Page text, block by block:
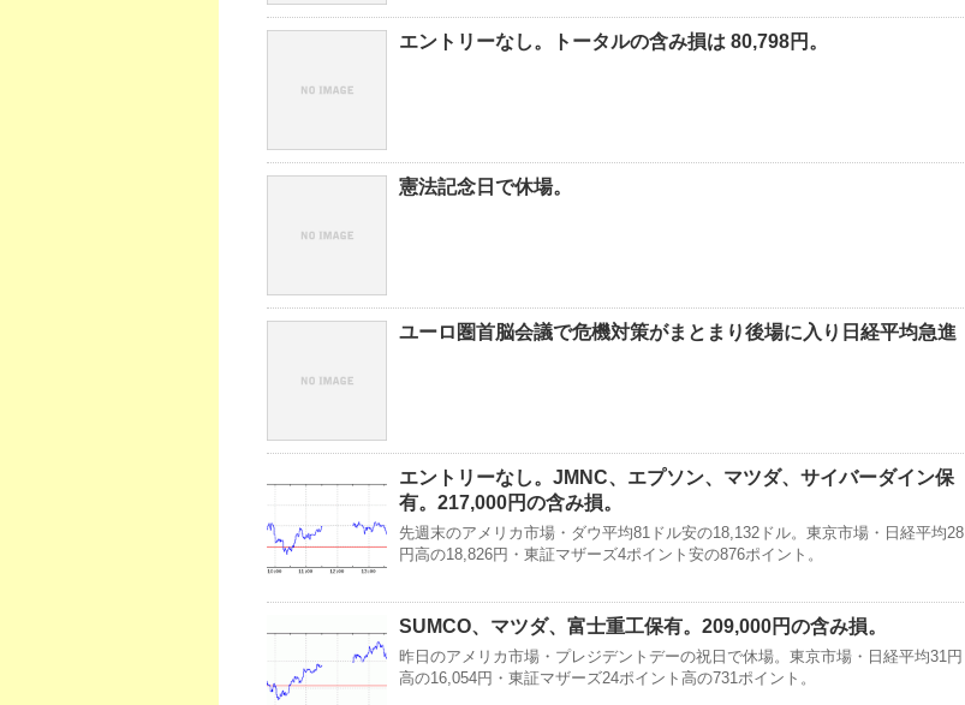
エントリーなし。トータルの含み損は 80,798円。
憲法記念日で休場。
ユーロ圏首脳会議で危機対策がまとまり後場に入り日経平均急進
エントリーなし。JMNC、エプソン、マツダ、サイバーダイン保
有。217,000円の含み損。
先週末のアメリカ市場・ダウ平均81ドル安の18,132ドル。東京市場・日経平均28
円高の18,826円・東証マザーズ4ポイント安の876ポイント。
SUMCO、マツダ、富士重工保有。209,000円の含み損。
昨日のアメリカ市場・プレジデントデーの祝日で休場。東京市場・日経平均31円
高の16,054円・東証マザーズ24ポイント高の731ポイント。